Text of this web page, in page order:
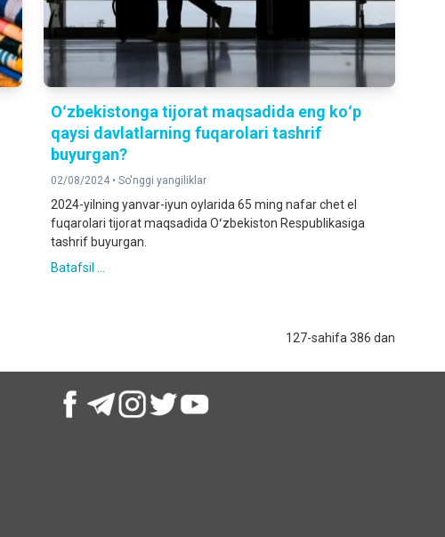
Oʻzbekistonga tijorat maqsadida eng koʻp
qaysi davlatlarning fuqarolari tashrif
buyurgan?
02/08/2024 •So'nggi yangiliklar
2024-yilning yanvar-iyun oylarida 65 ming nafar chet el
fuqarolari tijorat maqsadida Oʻzbekiston Respublikasiga
tashrif buyurgan.
Batafsil ...
127-sahifa 386 dan